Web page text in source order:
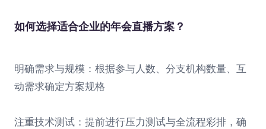
如何选择适合企业的年会直播方案？
明确需求与规模：根据参与人数、分支机构数量、互
动需求确定方案规格
注重技术测试：提前进行压力测试与全流程彩排，确